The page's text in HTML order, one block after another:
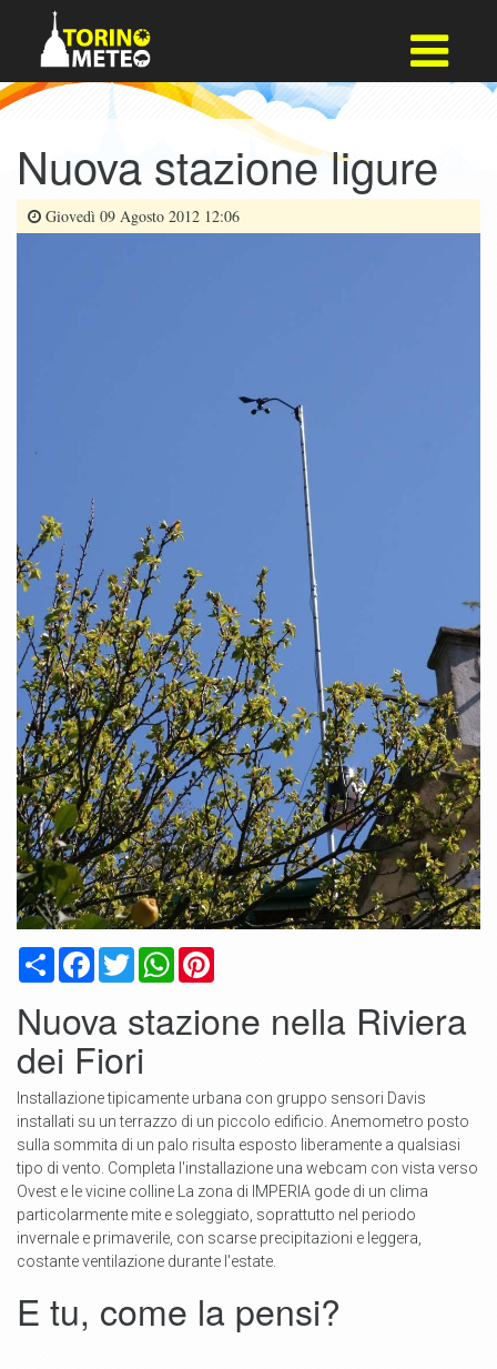
Nuova stazione ligure
Giovedì 09 Agosto 2012 12:06
CondividiFacebook
TwitterWhatsApp
Nuova stazione nella Riviera
dei Fiori
Installazione tipicamente urbana con gruppo sensori Davis
installati su un terrazzo di un piccolo edificio. Anemometro posto
sulla sommita di un palo risulta esposto liberamente a qualsiasi
tipo di vento. Completa l'installazione una webcam con vista verso
Ovest e le vicine colline La zona di IMPERIA gode di un clima
particolarmente mite e soleggiato, soprattutto nel periodo
invernale e primaverile, con scarse precipitazioni e leggera,
costante ventilazione durante l'estate.
E tu, come la pensi?